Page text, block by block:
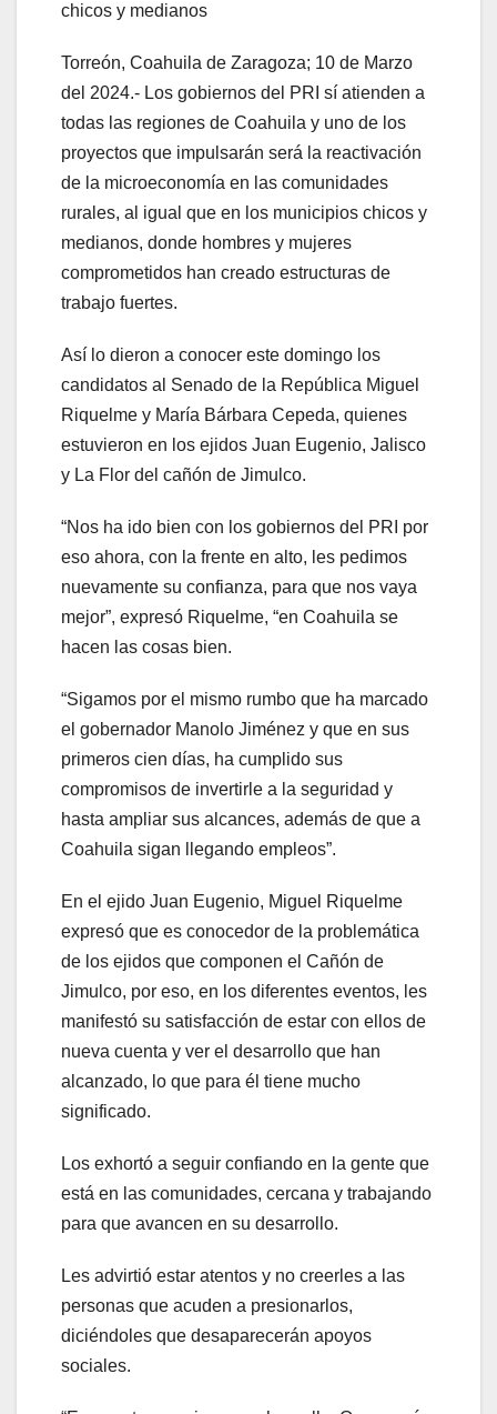
chicos y medianos
Torreón, Coahuila de Zaragoza; 10 de Marzo
del 2024.- Los gobiernos del PRI sí atienden a
todas las regiones de Coahuila y uno de los
proyectos que impulsarán será la reactivación
de la microeconomía en las comunidades
rurales, al igual que en los municipios chicos y
medianos, donde hombres y mujeres
comprometidos han creado estructuras de
trabajo fuertes.
Así lo dieron a conocer este domingo los
candidatos al Senado de la República Miguel
Riquelme y María Bárbara Cepeda, quienes
estuvieron en los ejidos Juan Eugenio, Jalisco
y La Flor del cañón de Jimulco.
“Nos ha ido bien con los gobiernos del PRI por
eso ahora, con la frente en alto, les pedimos
nuevamente su confianza, para que nos vaya
mejor”, expresó Riquelme, “en Coahuila se
hacen las cosas bien.
“Sigamos por el mismo rumbo que ha marcado
el gobernador Manolo Jiménez y que en sus
primeros cien días, ha cumplido sus
compromisos de invertirle a la seguridad y
hasta ampliar sus alcances, además de que a
Coahuila sigan llegando empleos”.
En el ejido Juan Eugenio, Miguel Riquelme
expresó que es conocedor de la problemática
de los ejidos que componen el Cañón de
Jimulco, por eso, en los diferentes eventos, les
manifestó su satisfacción de estar con ellos de
nueva cuenta y ver el desarrollo que han
alcanzado, lo que para él tiene mucho
significado.
Los exhortó a seguir confiando en la gente que
está en las comunidades, cercana y trabajando
para que avancen en su desarrollo.
Les advirtió estar atentos y no creerles a las
personas que acuden a presionarlos,
diciéndoles que desaparecerán apoyos
sociales.